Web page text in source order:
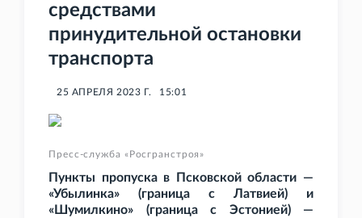
средствами
принудительной остановки
транспорта
25 АПРЕЛЯ 2023 Г. 15:01
Пресс-служба «Росгранстроя»
Пункты пропуска в Псковской области —
«Убылинка» (граница с Латвией) и
«Шумилкино» (граница с Эстонией) —